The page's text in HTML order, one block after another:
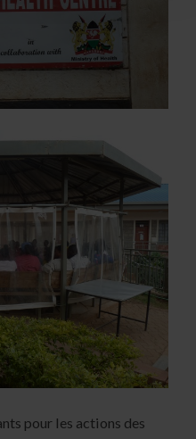
pour les actions des